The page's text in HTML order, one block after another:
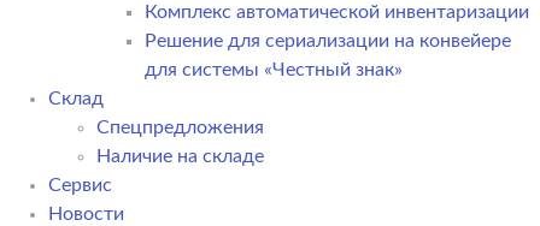
Комплекс автоматической инвентаризации
Решение для сериализации на конвейере
для системы «Честный знак»
Склад
Спецпредложения
Наличие на складе
Сервис
Новости